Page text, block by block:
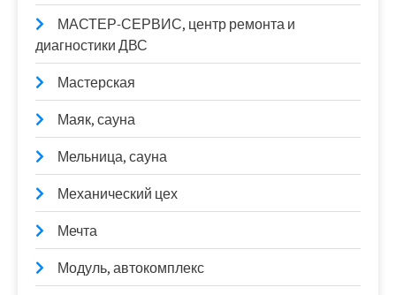
МАСТЕР-СЕРВИС, центр ремонта и
диагностики ДВС
Мастерская
Маяк, сауна
Мельница, сауна
Механический цех
Мечта
Модуль, автокомплекс